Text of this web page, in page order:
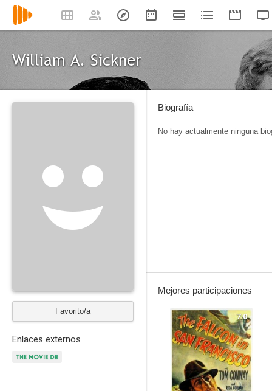
William A. Sickner
Favorito/a
Enlaces externos
Biografía
No hay actualmente ninguna
Mejores participaciones
7.0